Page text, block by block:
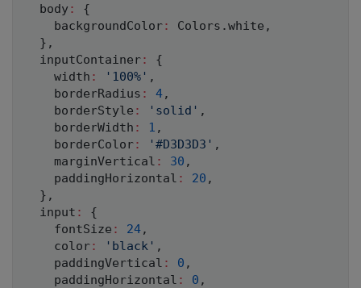
  body
:
{
    backgroundColor
: Colors .white ,
} ,
  inputContainer
:
{
    width
: '100%' ,
    borderRadius
: 4,
    borderStyle
: 'solid' ,
    borderWidth
: 1 ,
    borderColor
: '#D3D3D3' ,
    marginVertical
: 30 ,
    paddingHorizontal
: 20 ,
} ,
  input
:
{
    fontSize
: 24,
    color
: 'black' ,
    paddingVertical
: 0 ,
    paddingHorizontal
: 0 ,